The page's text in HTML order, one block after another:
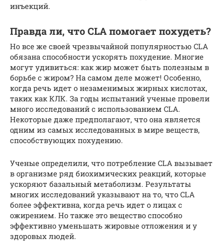
инъекций.
Правда ли, что CLA помогает похудеть?
Но все же своей чрезвычайной популярностью CLA
обязана способности ускорять похудение. Многие
могут удивиться: как жир может быть полезным в
борьбе с жиром? На самом деле может! Особенно,
когда речь идет о незаменимых жирных кислотах,
таких как КЛК. За годы испытаний ученые провели
много исследований с использованием CLA.
Некоторые даже предполагают, что она является
одним из самых исследованных в мире веществ,
способствующих похудению.
Ученые определили, что потребление CLA вызывает
в организме ряд биохимических реакций, которые
ускоряют базальный метаболизм. Результаты
многих исследований указывают на то, что CLA
более эффективна, когда речь идет о лицах с
ожирением. Но также это вещество способно
эффективно уменьшать жировые отложения и у
здоровых людей.